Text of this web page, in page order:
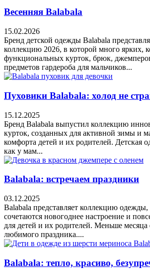
Весенняя Balabala
15.02.2026
Бренд детской одежды Balabala
коллекцию 2026, в которой много ярких,
функциональных курток, брюк,
предметов гардероба для мальчиков...
Пуховики Balabala: холод не
15.12.2025
Бренд Balabala выпустил коллекцию
курток, созданных для активной зимы и
комфорта детей и их родителей. Детская
как у мам...
Balabala: встречаем праздники
03.12.2025
Balabala представляет коллекцию одежды,
сочетаются новогоднее настроение и
для детей и их родителей. Меньше месяца
любимого праздника....
Balabala: тепло, красиво,